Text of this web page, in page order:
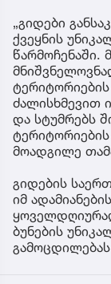
„გიდები
ქვეყნის
წარმოჩენაში.
ძალისხმევით
და სტუმრებს
მოადგილე
გიდების
იმ
ბუნების